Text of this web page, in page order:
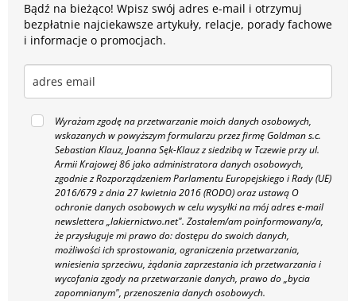
Bądź na bieżąco! Wpisz swój adres e-mail i otrzymuj
bezpłatnie najciekawsze artykuły, relacje, porady fachowe
i informacje o promocjach.
Wyrażam zgodę na przetwarzanie moich danych osobowych,
wskazanych w powyższym formularzu przez firmę Goldman s.c.
Sebastian Klauz, Joanna Sęk-Klauz z siedzibą w Tczewie przy ul.
Armii Krajowej 86 jako administratora danych osobowych,
zgodnie z Rozporządzeniem Parlamentu Europejskiego i Rady (UE)
2016/679 z dnia 27 kwietnia 2016 (RODO) oraz ustawą O
ochronie danych osobowych w celu wysyłki na mój adres e-mail
newslettera „lakiernictwo.net". Zostałem/am poinformowany/a,
że przysługuje mi prawo do: dostępu do swoich danych,
możliwości ich sprostowania, ograniczenia przetwarzania,
wniesienia sprzeciwu, żądania zaprzestania ich przetwarzania i
wycofania zgody na przetwarzanie danych, prawo do „bycia
zapomnianym", przenoszenia danych osobowych.